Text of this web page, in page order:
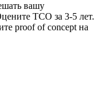
вашу
TCO за 3-5 лет.
proof of concept на